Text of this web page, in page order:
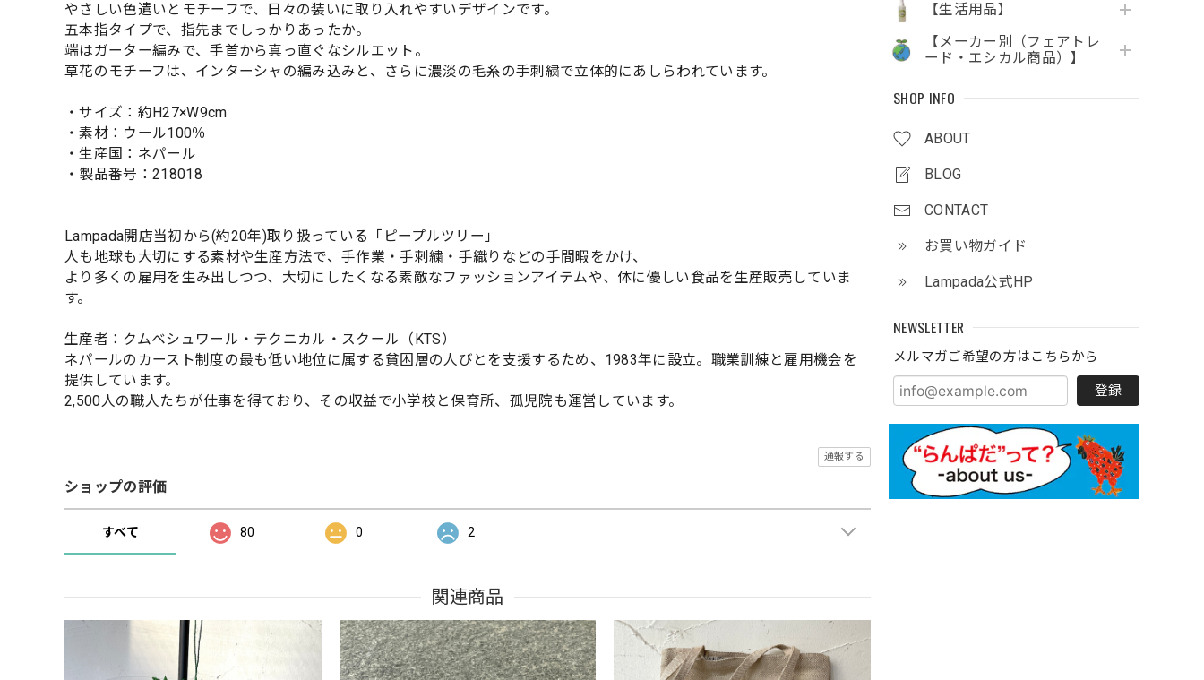
【生活用品】
【メーカー別（フェアトレ
ード・エシカル商品）】
SHOP INFO
ABOUT
BLOG
CONTACT
お買い物ガイド
Lampada公式HP
NEWSLETTER
メルマガご希望の方はこちらから
登録
やさしい色遣いとモチーフで、日々の装いに取り入れやすいデザインです。
五本指タイプで、指先までしっかりあったか。
端はガーター編みで、手首から真っ直ぐなシルエット。
草花のモチーフは、インターシャの編み込みと、さらに濃淡の毛糸の手刺繍で立体的にあしらわれています。
・サイズ：約H27×W9cm
・素材：ウール100％
・生産国：ネパール
・製品番号：218018
Lampada開店当初から(約20年)取り扱っている「ピープルツリー」
人も地球も大切にする素材や生産方法で、手作業・手刺繍・手織りなどの手間暇をかけ、
より多くの雇用を生み出しつつ、大切にしたくなる素敵なファッションアイテムや、体に優しい食品を生産販売していま
す。
生産者：クムベシュワール・テクニカル・スクール（KTS）
ネパールのカースト制度の最も低い地位に属する貧困層の人びとを支援するため、1983年に設立。職業訓練と雇用機会を
提供しています。
2,500人の職人たちが仕事を得ており、その収益で小学校と保育所、孤児院も運営しています。
通報する
ショップの評価
すべて 80 0 2
関連商品